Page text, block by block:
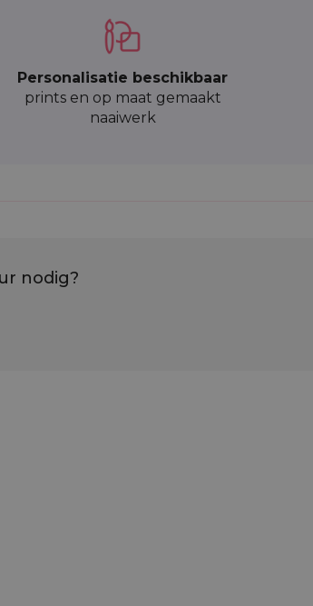
Personalisatie beschikbaar
prints en op maat gemaakt
naaiwerk
nodig?